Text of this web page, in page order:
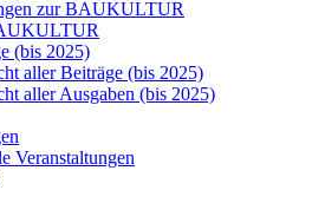
zur BAUKULTUR
(bis 2025)
aller Beiträge (bis 2025)
aller Ausgaben (bis 2025)
Veranstaltungen